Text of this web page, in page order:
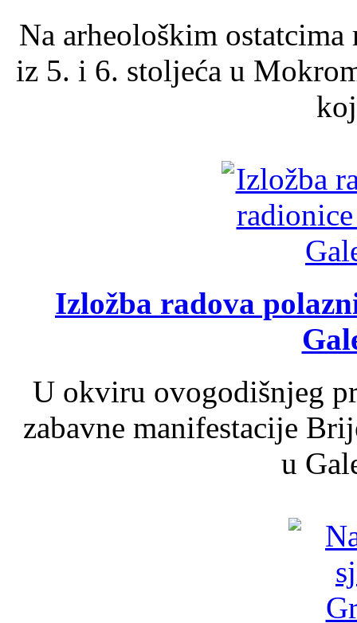
Na arheološkim
iz 5. i 6. stoljeća u
Izložba radova
U okviru ovogodišnjeg
zabavne manifestacije
u